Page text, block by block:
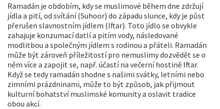
Ramadán je obdobím, kdy se muslimové během dne zdržují
jídla a pití, od svítání (Suhoor) do západu slunce, kdy je půst
přerušen slavnostním jídlem (Iftar). Toto jídlo se obvykle
zahajuje konzumací datlí a pitím vody, následované
modlitbou a společným jídlem s rodinou a přáteli. Ramadán
může být zároveň příležitostí pro nemuslimy dozvědět se o
něm více a zapojit se, např. účastí na večerní hostině Iftar.
Když se tedy ramadán shodne s našimi svátky, letními nebo
zimními prázdninami, může to být způsob, jak přijmout
kulturní bohatství muslimské komunity a oslavit tradice
obou akcí.